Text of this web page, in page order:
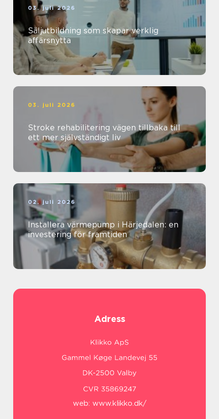
03. juli 2026
Säljutbildning som skapar verklig
affärsnytta
03. juli 2026
Stroke rehabilitering vägen tillbaka till
ett mer självständigt liv
02. juli 2026
Installera värmepump i Härjedalen: en
investering för framtiden
Adress
web: www.klikko.dk/